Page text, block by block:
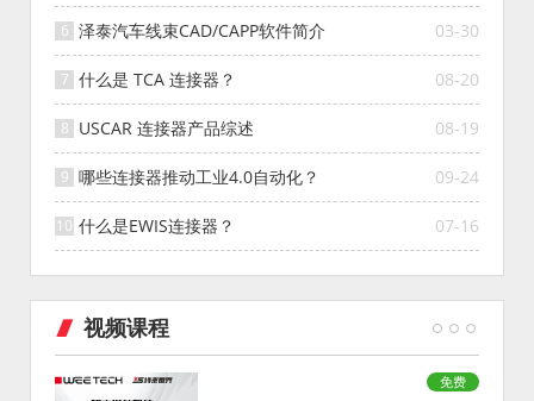
03-30
泽泰汽车线束CAD/CAPP软件简介
08-20
什么是 TCA 连接器？
08-19
USCAR 连接器产品综述
09-24
哪些连接器推动工业4.0自动化？
07-16
什么是EWIS连接器？
视频课程
免费